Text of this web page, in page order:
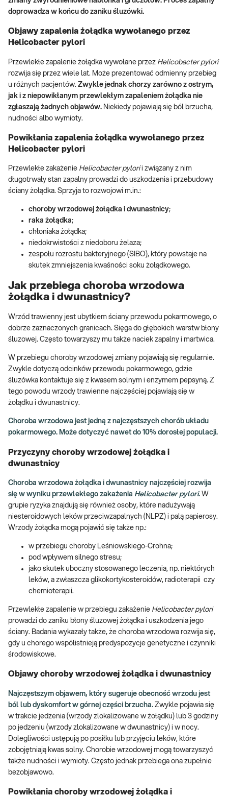
doprowadza w końcu do zaniku śluzówki.
Objawy zapalenia żołądka wywołanego przez
Helicobacter pylori
Przewlekłe zapalenie żołądka wywołane przez Helicobacter pylori
rozwija się przez wiele lat. Może prezentować odmienny przebieg
u różnych pacjentów. Zwykle jednak chorzy zarówno z ostrym,
jak i z niepowikłanym przewlekłym zapaleniem żołądka nie
zgłaszają żadnych objawów. Niekiedy pojawiają się ból brzucha,
nudności albo wymioty.
Powikłania zapalenia żołądka wywołanego przez
Helicobacter pylori
Przewlekłe zakażenie Helicobacter pylorii związany z nim
długotrwały stan zapalny prowadzi do uszkodzenia i przebudowy
ściany żołądka. Sprzyja to rozwojowi m.in.:
choroby wrzodowej żołądka i dwunastnicy;
raka żołądka;
chłoniaka żołądka;
niedokrwistości z niedoboru żelaza;
zespołu rozrostu bakteryjnego (SIBO), który powstaje na
skutek zmniejszenia kwaśności soku żołądkowego.
Jak przebiega choroba wrzodowa
żołądka i dwunastnicy?
Wrzód trawienny jest ubytkiem ściany przewodu pokarmowego, o
dobrze zaznaczonych granicach. Sięga do głębokich warstw błony
śluzowej. Często towarzyszy mu także naciek zapalny i martwica.
W przebiegu choroby wrzodowej zmiany pojawiają się regularnie.
Zwykle dotyczą odcinków przewodu pokarmowego, gdzie
śluzówka kontaktuje się z kwasem solnym i enzymem pepsyną. Z
tego powodu wrzody trawienne najczęściej pojawiają się w
żołądku i dwunastnicy.
Choroba wrzodowa jest jedną z najczęstszych chorób układu
pokarmowego. Może dotyczyć nawet do 10% dorosłej populacji.
Przyczyny choroby wrzodowej żołądka i
dwunastnicy
Choroba wrzodowa żołądka i dwunastnicy najczęściej rozwija
się w wyniku przewlekłego zakażenia Helicobacter pylori. W
grupie ryzyka znajdują się również osoby, które nadużywają
niesteroidowych leków przeciwzapalnych (NLPZ) i palą papierosy.
Wrzody żołądka mogą pojawić się także np.:
w przebiegu choroby Leśniowskiego-Crohna;
pod wpływem silnego stresu;
jako skutek uboczny stosowanego leczenia, np. niektórych
leków, a zwłaszcza glikokortykosteroidów, radioterapii czy
chemioterapii.
Przewlekłe zapalenie w przebiegu zakażenie Helicobacter pylori
prowadzi do zaniku błony śluzowej żołądka i uszkodzenia jego
ściany. Badania wykazały także, że choroba wrzodowa rozwija się,
gdy u chorego współistnieją predyspozycje genetyczne i czynniki
środowiskowe.
Objawy choroby wrzodowej żołądka i dwunastnicy
Najczęstszym objawem, który sugeruje obecność wrzodu jest
ból lub dyskomfort w górnej części brzucha. Zwykle pojawia się
w trakcie jedzenia (wrzody zlokalizowane w żołądku) lub 3 godziny
po jedzeniu (wrzody zlokalizowane w dwunastnicy) i w nocy.
Dolegliwości ustępują po posiłku lub przyjęciu leków, które
zobojętniają kwas solny. Chorobie wrzodowej mogą towarzyszyć
także nudności i wymioty. Często jednak przebiega ona zupełnie
bezobjawowo.
Powikłania choroby wrzodowej żołądka i